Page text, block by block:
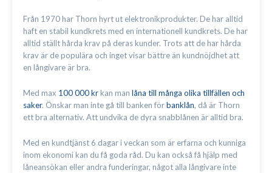
Från 1970 har Thorn hyrt ut elektronikprodukter. De har alltid
haft en stabil kundkrets med en internationell kundkrets. De har
alltid ställt hårda krav på deras kunder. Trots att de har hårda
krav är de populära och inget visar bättre än kundnöjdhet att
en långivare är bra.
Med max 100 000 krkan man låna till många olika tillfällen och
saker. Önskar man inte gå till banken förbanklån, då är Thorn
ett bra alternativ. Att undvika de dyra snabblånen är alltid bra.
Med en kundtjänst 6 dagar i veckan som är erfarna och kunniga
inom ekonomi kan du få goda råd. Du kan också få hjälp med
låneansökan eller andra funderingar, något alla långivare inte